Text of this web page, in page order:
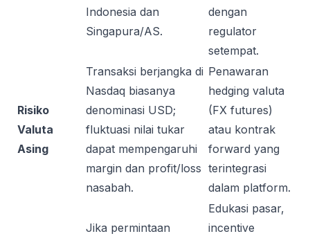
Indonesia dan
Singapura/AS.
dengan
regulator
setempat.
Risiko
Valuta
Asing
Transaksi berjangka di
Nasdaq biasanya
denominasi USD;
fluktuasi nilai tukar
dapat mempengaruhi
margin dan profit/loss
nasabah.
Penawaran
hedging valuta
(FX futures)
atau kontrak
forward yang
terintegrasi
dalam platform.
Jika permintaan
Edukasi pasar,
incentive